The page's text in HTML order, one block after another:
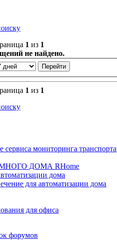
1 из 1
не найдено.
1 из 1
сервиса мониторинга транспорта
ДОМА RHome
дома
для автоматизации дома
для офиса
форумов